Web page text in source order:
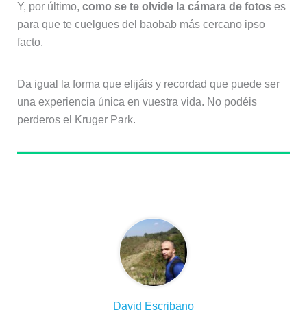
Y, por último, como se te olvide la cámara de fotoses
para que te cuelgues del baobab más cercano ipso
facto.
Da igual la forma que elijáis y recordad que puede ser
una experiencia única en vuestra vida. No podéis
perderos el Kruger Park.
David Escribano